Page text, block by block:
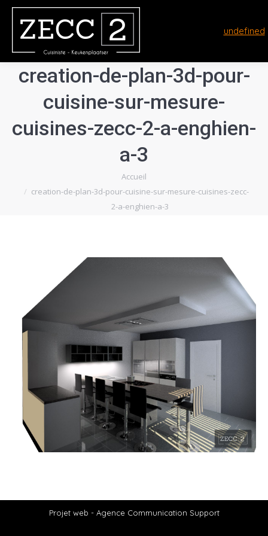
undefined
creation-de-plan-3d-pour-
cuisine-sur-mesure-
cuisines-zecc-2-a-enghien-
a-3
Accueil
creation-de-plan-3d-pour-cuisine-sur-mesure-cuisines-zecc-
2-a-enghien-a-3
Projet web - Agence Communication Support